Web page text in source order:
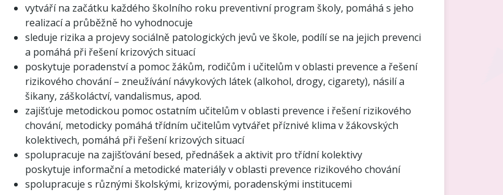
vytváří na začátku každého školního roku preventivní program školy, pomáhá s jeho
realizací a průběžně ho vyhodnocuje
sleduje rizika a projevy sociálně patologických jevů ve škole, podílí se na jejich prevenci
a pomáhá při řešení krizových situací
poskytuje poradenství a pomoc žákům, rodičům i učitelům v oblasti prevence a řešení
rizikového chování – zneužívání návykových látek (alkohol, drogy, cigarety), násilí a
šikany, záškoláctví, vandalismus, apod.
zajišťuje metodickou pomoc ostatním učitelům v oblasti prevence i řešení rizikového
chování, metodicky pomáhá třídním učitelům vytvářet příznivé klima v žákovských
kolektivech, pomáhá při řešení krizových situací
spolupracuje na zajišťování besed, přednášek a aktivit pro třídní kolektivy
poskytuje informační a metodické materiály v oblasti prevence rizikového chování
spolupracuje s různými školskými, krizovými, poradenskými institucemi